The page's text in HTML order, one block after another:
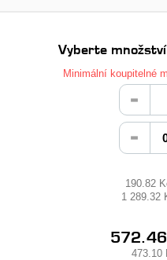
Vyberte
Minimální koupitelné
473.10
190.82
1 289.32